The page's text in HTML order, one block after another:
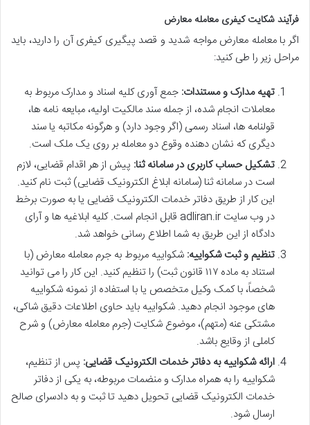
فرآیند شکایت کیفری معامله معارض
اگر با معامله معارض مواجه شدید و قصد پیگیری کیفری آن را دارید، باید
مراحل زیر را طی کنید:
تهیه مدارک و مستندات: جمع آوری کلیه اسناد و مدارک مربوط به
معاملات انجام شده، از جمله سند مالکیت اولیه، مبایعه نامه ها،
قولنامه ها، اسناد رسمی (اگر وجود دارد) و هرگونه مکاتبه یا سند
دیگری که نشان دهنده وقوع دو معامله بر روی یک ملک است.
تشکیل حساب کاربری در سامانه ثنا: پیش از هر اقدام قضایی، لازم
است در سامانه ثنا (سامانه ابلاغ الکترونیک قضایی) ثبت نام کنید.
این کار از طریق دفاتر خدمات الکترونیک قضایی یا به صورت برخط
در وب سایت adliran.ir قابل انجام است. کلیه ابلاغیه ها و آرای
دادگاه از این طریق به شما اطلاع رسانی خواهد شد.
تنظیم و ثبت شکواییه: شکواییه مربوط به جرم معامله معارض (با
استناد به ماده ۱۱۷ قانون ثبت) را تنظیم کنید. این کار را می توانید
شخصاً، با کمک وکیل متخصص یا با استفاده از نمونه شکواییه
های موجود انجام دهید. شکواییه باید حاوی اطلاعات دقیق شاکی،
مشتکی عنه (متهم)، موضوع شکایت (جرم معامله معارض) و شرح
کاملی از وقایع باشد.
ارائه شکواییه به دفاتر خدمات الکترونیک قضایی: پس از تنظیم،
شکواییه را به همراه مدارک و منضمات مربوطه، به یکی از دفاتر
خدمات الکترونیک قضایی تحویل دهید تا ثبت و به دادسرای صالح
ارسال شود.